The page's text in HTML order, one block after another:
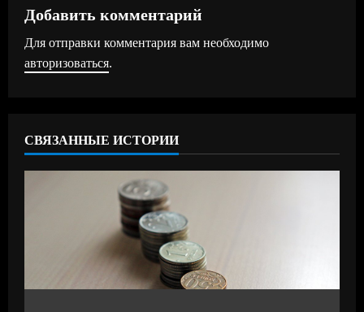
ж
и
ч
и
Добавить комментарий
Для отправки комментария вам необходимо
авторизоваться.
СВЯЗАННЫЕ ИСТОРИИ